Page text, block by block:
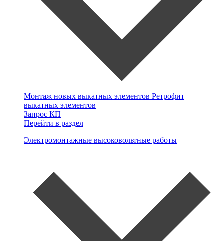
Монтаж новых выкатных элементов Ретрофит
выкатных элементов
Запрос КП
Перейти в раздел
Электромонтажные высоковольтные работы